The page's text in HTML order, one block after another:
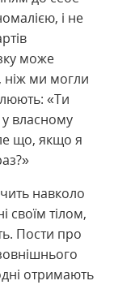
і не
може
ніж ми могли
«Ти
власному
що, якщо я
навколо
своїм тілом,
Пости про
отримають